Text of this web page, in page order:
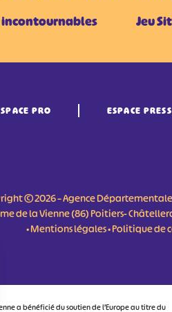
incontournables
Jeu
PRO ESPACE
© 2026 – Agence Départementale
de la Vienne (86) Poitiers-
•Mentions légales•Politique de
a bénéficié du soutien de l’Europe au titre du